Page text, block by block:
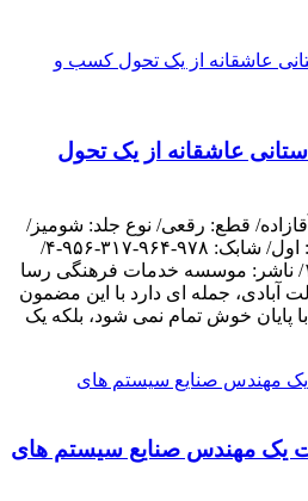
عاشقانه از یک تحول
قطع: رقعی/ نوع جلد: شومیز/
تعداد صفحه:۳۴۴/ نوبت چاپ: اول/ شابک: ۹۷۸-۹۶۴-۳۱۷-۹۵۶-۴/
تیراژ:۱۰۰۰/ سال چاپ: ۱۳۹۷/ ناشر: موسسه خدمات فرهنگی رسا
آبادی، جمله ای دارد با این مضمون
پایان خوش تمام نمی شود، بلکه یک
یک مهندس صنایع سیستم های